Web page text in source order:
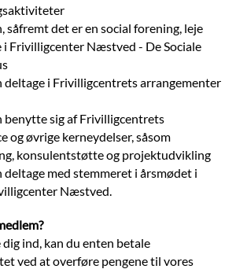
såfremt det er en social forening, leje
i Frivilligcenter Næstved - De Sociale
deltage i Frivilligcentrets arrangementer
benytte sig af Frivilligcentrets
og øvrige kerneydelser, såsom
konsulentstøtte og projektudvikling
deltage med stemmeret i årsmødet i
Næstved.
ind, kan du enten betale
ved at overføre pengene til vores